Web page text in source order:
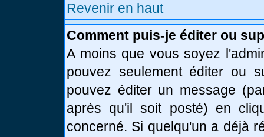
Revenir en haut
Comment puis-je éditer ou
A moins que vous soyez
pouvez seulement éditer ou
pouvez éditer un message
après qu'il soit posté) en
concerné. Si quelqu'un a déjà